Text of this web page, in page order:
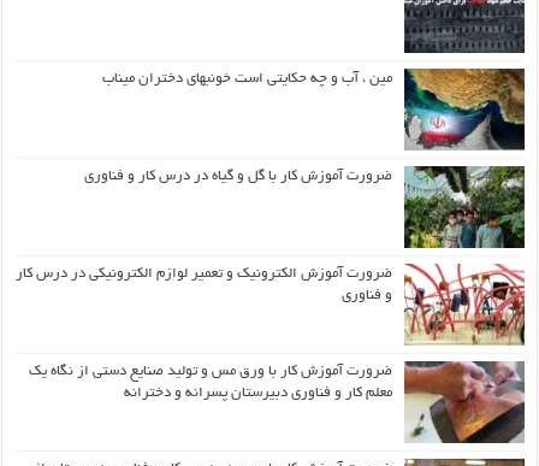
مین ، آب و چه حکایتی است خونبهای دختران میناب
ضرورت آموزش کار با گل و گیاه در درس کار و فناوری
ضرورت آموزش الکترونیک و تعمیر لوازم الکترونیکی در درس کار
و فناوری
ضرورت آموزش کار با ورق مس و تولید صنایع دستی از نگاه یک
معلم کار و فناوری دبیرستان پسرانه و دخترانه